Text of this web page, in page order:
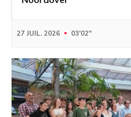
27 JUIL. 2026 03'02''